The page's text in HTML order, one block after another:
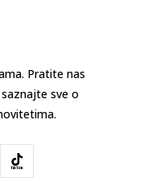
Pratite nas
sve o